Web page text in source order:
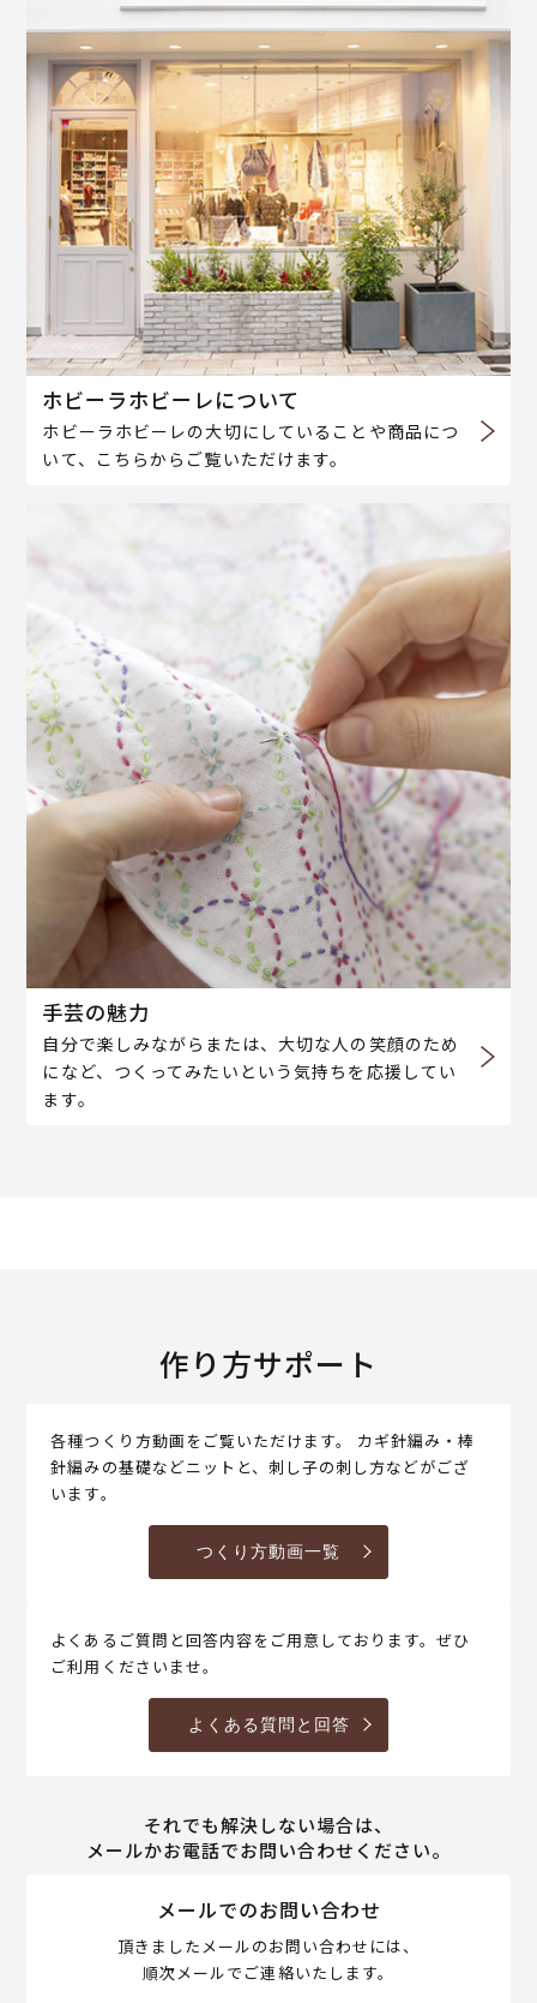
ホビーラホビーレについて
ホビーラホビーレの大切にしていることや商品につ
いて、こちらからご覧いただけます。
手芸の魅力
自分で楽しみながらまたは、大切な人の笑顔のため
になど、つくってみたいという気持ちを応援してい
ます。
作り方サポート
各種つくり方動画をご覧いただけます。 カギ針編み・棒
針編みの基礎などニットと、刺し子の刺し方などがござ
います。
つくり方動画一覧
よくあるご質問と回答内容をご用意しております。ぜひ
ご利用くださいませ。
よくある質問と回答
それでも解決しない場合は、
メールかお電話でお問い合わせください。
メールでのお問い合わせ
頂きましたメールのお問い合わせには、
順次メールでご連絡いたします。